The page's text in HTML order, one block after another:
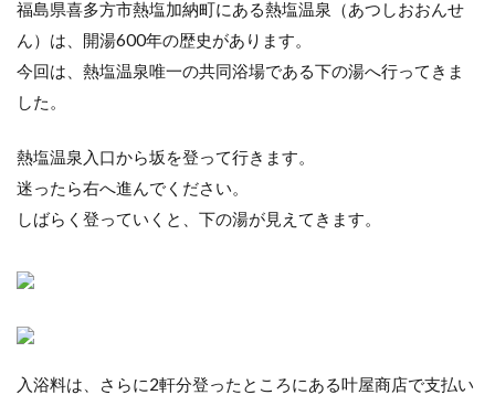
福島県喜多方市熱塩加納町にある熱塩温泉（あつしおおんせ
ん）は、開湯600年の歴史があります。
今回は、熱塩温泉唯一の共同浴場である下の湯へ行ってきま
した。
熱塩温泉入口から坂を登って行きます。
迷ったら右へ進んでください。
しばらく登っていくと、下の湯が見えてきます。
入浴料は、さらに2軒分登ったところにある叶屋商店で支払い